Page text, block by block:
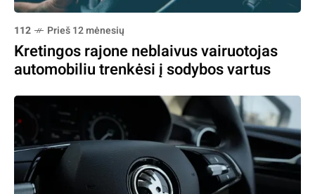
112 Prieš 12 mėnesių
Kretingos rajone neblaivus vairuotojas
automobiliu trenkėsi į sodybos vartus